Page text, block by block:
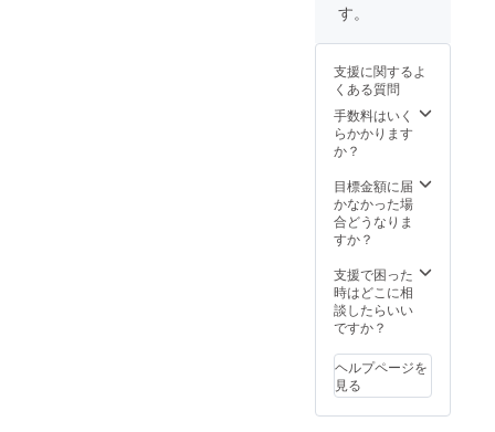
す！ ・
催イベ
ントの
際も予
約を優
是非
ゆっく
りとお
い！ も
ちろん
男性メ
ンバー
も構い
ませ
ん！ ※
このリ
予約を
しま
す！ ・
旬の食
材が入
をいち
早くお
届け致
当店主
催イベ
ントの
際も予
先致し
ます！
オープ
ン記念
ます！
タッフ
からド
ンペ
リな
しま
す！
是非一
てくだ
さ
い！！
特大提
会員 ・
あなた
の名前
が特大
す。
支援に関するよ
くある質問
手数料はいく
らかかります
か？
目標金額に届
かなかった場
合どうなりま
すか？
支援で困った
時はどこに相
談したらいい
ですか？
ヘルプページを
見る